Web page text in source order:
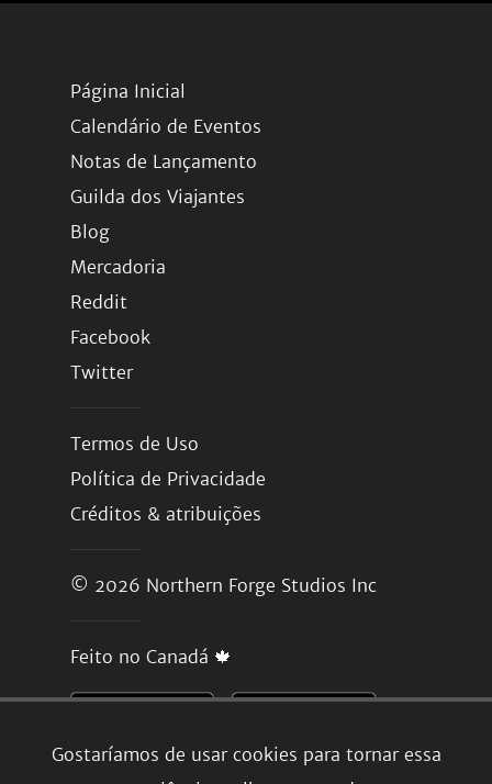
Gostaríamos de usar cookies para tornar essa
Página Inicial
Calendário de Eventos
Notas de Lançamento
Guilda dos Viajantes
Blog
Mercadoria
Reddit
Facebook
Twitter
Termos de Uso
Política de Privacidade
Créditos & atribuições
© 2026 Northern Forge Studios Inc
Feito no Canadá 🍁